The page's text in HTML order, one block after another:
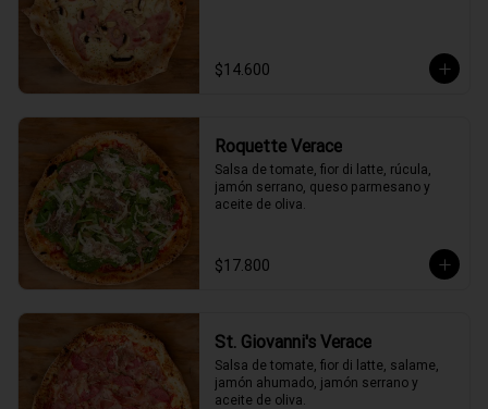
$14.600
Roquette Verace
Salsa de tomate, fior di latte, rúcula,
jamón serrano, queso parmesano y
aceite de oliva.
$17.800
St. Giovanni's Verace
Salsa de tomate, fior di latte, salame,
jamón ahumado, jamón serrano y
aceite de oliva.